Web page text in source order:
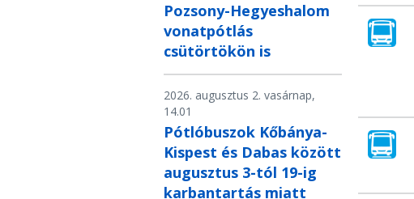
Pozsony-Hegyeshalom
vonatpótlás
csütörtökön is
2026. augusztus 2. vasárnap,
14.01
Pótlóbuszok Kőbánya-
Kispest és Dabas között
augusztus 3-tól 19-ig
karbantartás miatt